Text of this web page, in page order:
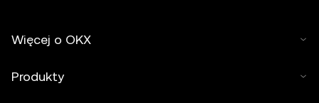
Więcej o OKX
Produkty